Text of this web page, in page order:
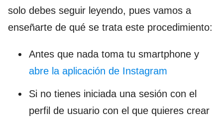
solo debes seguir leyendo, pues vamos a
enseñarte de qué se trata este procedimiento:
Antes que nada toma tu smartphone y
abre la aplicación de Instagram
Si no tienes iniciada una sesión con el
perfil de usuario con el que quieres crear